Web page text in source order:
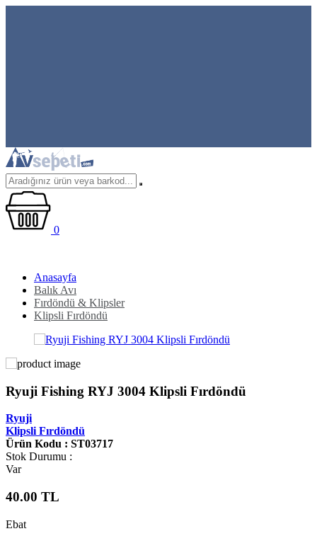
0
Anasayfa
Balık Avı
Fırdöndü & Klipsler
Klipsli Fırdöndü
Ryuji Fishing RYJ 3004 Klipsli Fırdöndü
Ryuji
Klipsli Fırdöndü
Ürün Kodu : ST03717
Stok Durumu :
Var
40.00 TL
Ebat